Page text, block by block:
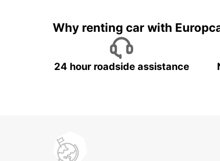
Why renting car with
24 hour roadside assistance